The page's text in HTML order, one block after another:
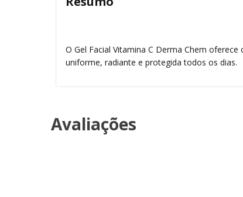
O Gel Facial Vitamina C Derma Chem
uniforme, radiante e protegida todos os dias.
Avaliações